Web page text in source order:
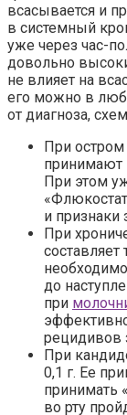
всасывается и
в системный
уже через час-
довольно
не влияет на
его можно в
от диагноза,
При остром
принимают
При этом
и признаки
При
составляет
до
при
рецидивов
При
0,1 г. Ее
принимать
во рту